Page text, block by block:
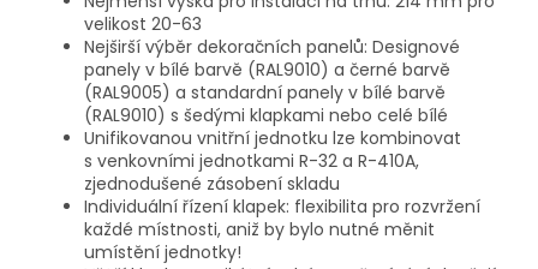
velikost 20-63
Nejširší výběr dekoračních panelů: Designové
panely v bílé barvě (RAL9010) a černé barvě
(RAL9005) a standardní panely v bílé barvě
(RAL9010) s šedými klapkami nebo celé bílé
Unifikovanou vnitřní jednotku lze kombinovat
s venkovními jednotkami R-32 a R-410A,
zjednodušené zásobení skladu
Individuální řízení klapek: flexibilita pro rozvržení
každé místnosti, aniž by bylo nutné měnit
umístění jednotky!